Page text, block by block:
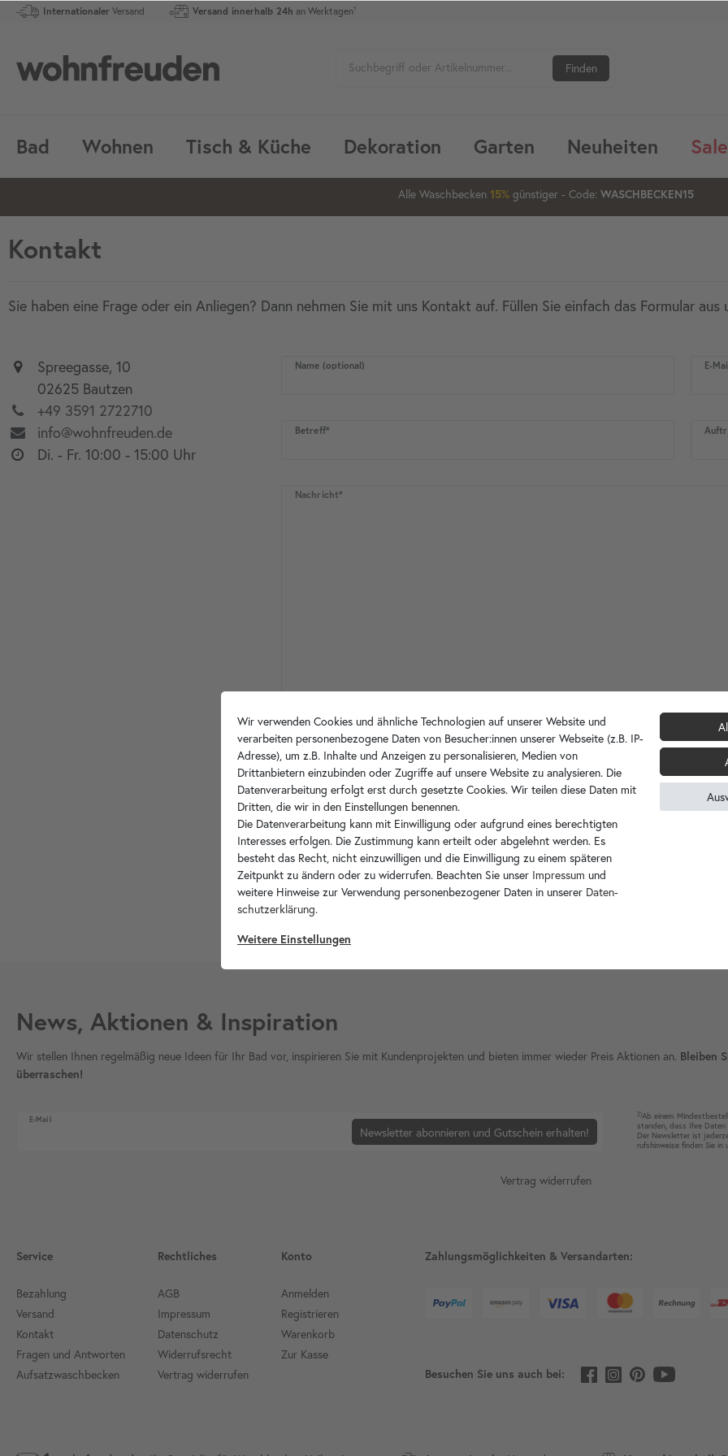
Internationaler Versand Versand innerhalb 24h an Werktagen¹
Finden
Bad Wohnen Tisch & Küche Dekoration Garten Neuheiten Sale
1 00 55 10
Alle Waschbecken 15% günstiger - Code: WASCHBECKEN15
20%
Kontakt
Sie haben eine Frage oder ein Anliegen? Dann nehmen Sie mit uns Kontakt auf. Füllen Sie einfach das Formular
Spreegasse, 10
02625 Bautzen
+49 3591 2722710
info@wohnfreuden.de
Di. - Fr. 10:00 - 15:00 Uhr
Name (optional) E-
Betreff*
Nachricht*
Kopie an mich
Hiermit bestätige ich, dass ich dieDaten­schutz­erklärung
News, Aktionen & Inspiration
Wir stellen Ihnen regelmäßig neue Ideen für Ihr Bad vor, inspirieren Sie mit Kundenprojekten und bieten immer wieder Preis Aktionen an. Bleiben
überraschen!
E-Mail
Newsletter Honig
Newsletter abonnieren und Gutschein erhalten!
2)Ab einem
standen, dass Ihre
Der News­letter ist
rufshin­weise finden Sie in
Vertrag widerrufen
Service
Bezahlung
Versand
Kontakt
Fragen und Antworten
Aufsatzwaschbecken
Rechtliches
AGB
Impressum
Datenschutz
Widerrufsrecht
Vertrag widerrufen
Konto
Anmelden
Registrieren
Warenkorb
Zur Kasse
Zahlungsmöglichkeiten & Versandarten:
Besuchen Sie uns auch bei:
Wir verwenden Cookies und ähnliche Technologien auf unserer Website und
verarbeiten personenbezogene Daten von Besucher:innen unserer Webseite (z.B. IP-
Adresse), um z.B. Inhalte und Anzeigen zu personalisieren, Medien von
Drittanbietern einzubinden oder Zugriffe auf unsere Website zu analysieren. Die
Datenverarbeitung erfolgt erst durch gesetzte Cookies. Wir teilen diese Daten mit
Dritten, die wir in den Einstellungen benennen.
Die Datenverarbeitung kann mit Einwilligung oder aufgrund eines berechtigten
Interesses erfolgen. Die Zustimmung kann erteilt oder abgelehnt werden. Es
besteht das Recht, nicht einzuwilligen und die Einwilligung zu einem späteren
Zeitpunkt zu ändern oder zu widerrufen. Beachten Sie unser Impressum und
weitere Hinweise zur Verwendung personenbezogener Daten in unserer Daten­
schutz­erklärung.
Weitere Einstellungen